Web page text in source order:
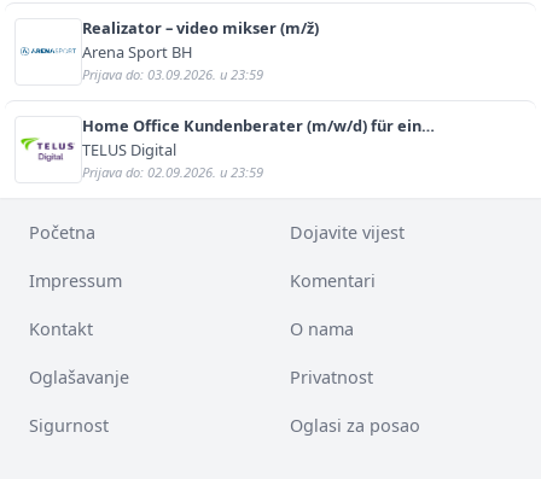
Realizator – video mikser (m/ž)
Arena Sport BH
Prijava do: 03.09.2026. u 23:59
Home Office Kundenberater (m/w/d) für ein
renommiertes Schuhunternehmen
TELUS Digital
Prijava do: 02.09.2026. u 23:59
Početna Dojavite vijest
Impressum Komentari
Kontakt O nama
Oglašavanje Privatnost
Sigurnost Oglasi za posao